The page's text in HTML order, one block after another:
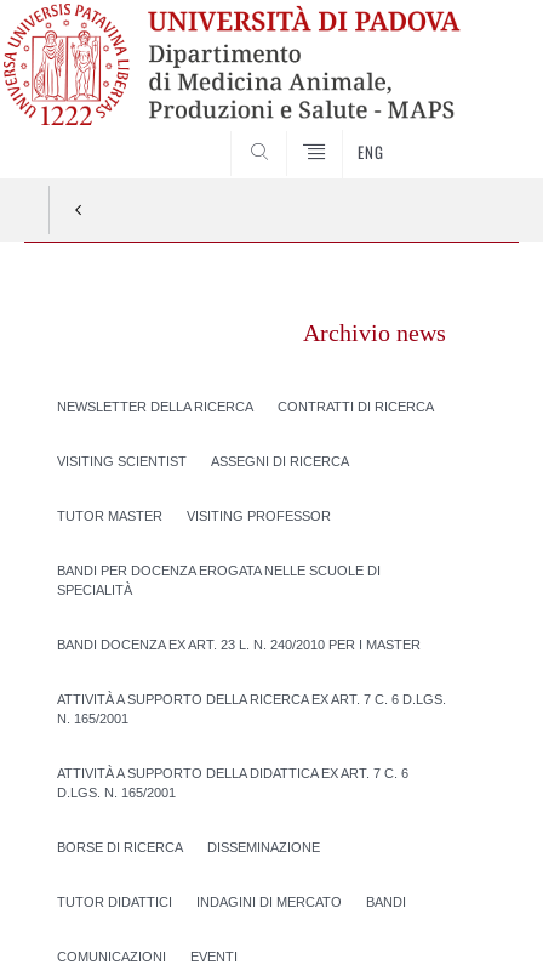
ENG
Archivio news
NEWSLETTER DELLA RICERCA CONTRATTI DI RICERCA
VISITING SCIENTIST ASSEGNI DI RICERCA
TUTOR MASTER VISITING PROFESSOR
BANDI PER DOCENZA EROGATA NELLE SCUOLE DI
SPECIALITÀ
BANDI DOCENZA EX ART. 23 L. N. 240/2010 PER I MASTER
ATTIVITÀ A SUPPORTO DELLA RICERCA EX ART. 7 C. 6 D.LGS.
N. 165/2001
ATTIVITÀ A SUPPORTO DELLA DIDATTICA EX ART. 7 C. 6
D.LGS. N. 165/2001
BORSE DI RICERCA DISSEMINAZIONE
TUTOR DIDATTICI INDAGINI DI MERCATO BANDI
COMUNICAZIONI EVENTI